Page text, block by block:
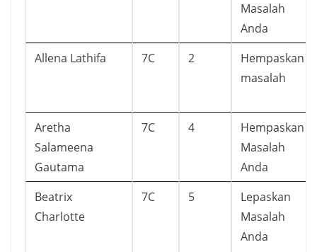
Masalah
Anda
Allena Lathifa
7C 2
Hempaskan
masalah
Aretha
Salameena
Gautama
7C 4
Hempaskan
Masalah
Anda
Beatrix
Charlotte
7C 5
Lepaskan
Masalah
Anda